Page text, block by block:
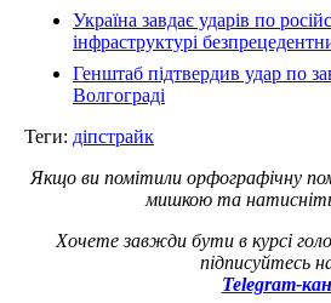
Україна завдає ударів по
інфраструктурі
Генштаб підтвердив удар по
Волгограді
Теги: діпстрайк
Якщо ви помітили орфографічну
мишкою та
Хочете завжди бути в курсі
підписуйтесь
Telegram-